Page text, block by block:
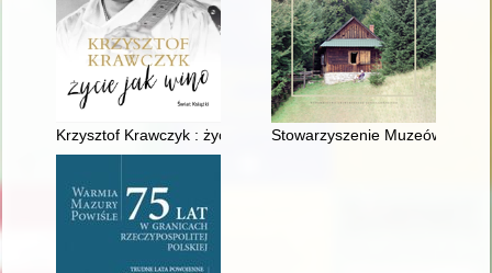
Krzysztof Krawczyk : życie jak winoStowarzyszenie Muzeów na